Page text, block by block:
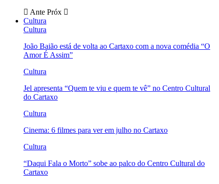
Ante Próx
Cultura
Cultura
João Baião está de volta ao Cartaxo com a nova comédia “O
Amor É Assim”
Cultura
Jel apresenta “Quem te viu e quem te vê” no Centro Cultural
do Cartaxo
Cultura
Cinema: 6 filmes para ver em julho no Cartaxo
Cultura
“Daqui Fala o Morto” sobe ao palco do Centro Cultural do
Cartaxo